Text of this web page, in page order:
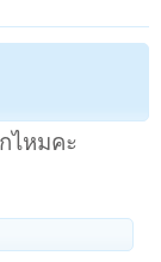
ไหมคะ